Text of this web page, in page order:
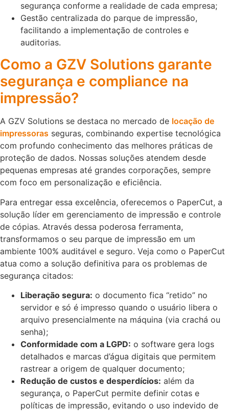
segurança conforme a realidade de cada empresa;
Gestão centralizada do parque de impressão,
facilitando a implementação de controles e
auditorias.
Como a GZV Solutions garante
segurança e compliance na
impressão?
A GZV Solutions se destaca no mercado de locação de
impressoras seguras, combinando expertise tecnológica
com profundo conhecimento das melhores práticas de
proteção de dados. Nossas soluções atendem desde
pequenas empresas até grandes corporações, sempre
com foco em personalização e eficiência.
Para entregar essa excelência, oferecemos o PaperCut, a
solução líder em gerenciamento de impressão e controle
de cópias. Através dessa poderosa ferramenta,
transformamos o seu parque de impressão em um
ambiente 100% auditável e seguro. Veja como o PaperCut
atua como a solução definitiva para os problemas de
segurança citados:
Liberação segura: o documento fica “retido” no
servidor e só é impresso quando o usuário libera o
arquivo presencialmente na máquina (via crachá ou
senha);
Conformidade com a LGPD: o software gera logs
detalhados e marcas d’água digitais que permitem
rastrear a origem de qualquer documento;
Redução de custos e desperdícios: além da
segurança, o PaperCut permite definir cotas e
políticas de impressão, evitando o uso indevido de